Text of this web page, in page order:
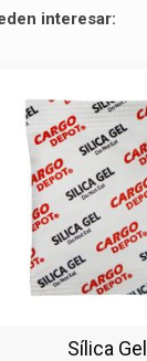
interesar:
Sílica Gel